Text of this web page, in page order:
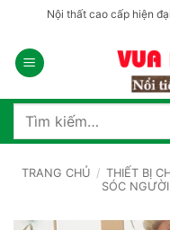
nội
dung
Nội thất cao cấp hiện
Tìm
TRANG CHỦ / THIẾT BỊ
SÓC